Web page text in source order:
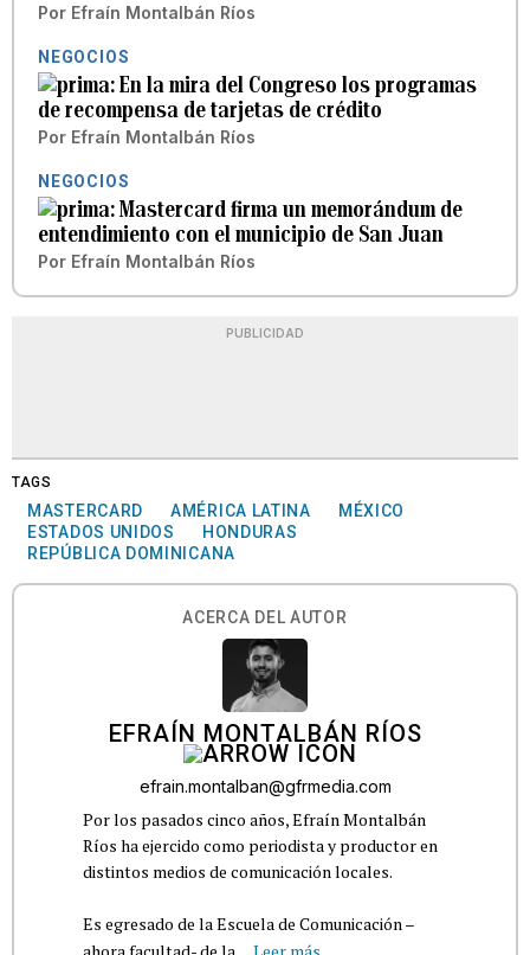
Por Efraín Montalbán Ríos
NEGOCIOS
En la mira del Congreso los programas
de recompensa de tarjetas de crédito
Por Efraín Montalbán Ríos
NEGOCIOS
Mastercard firma un memorándum de
entendimiento con el municipio de San Juan
Por Efraín Montalbán Ríos
PUBLICIDAD
TAGS
MASTERCARD AMÉRICA LATINA
MÉXICO
ESTADOS UNIDOS
HONDURAS
REPÚBLICA DOMINICANA
ACERCA DEL AUTOR
EFRAÍN MONTALBÁN RÍOS
efrain.montalban@gfrmedia.com
Por los pasados cinco años, Efraín Montalbán
Ríos ha ejercido como periodista y productor en
distintos medios de comunicación locales.
Es egresado de la Escuela de Comunicación –